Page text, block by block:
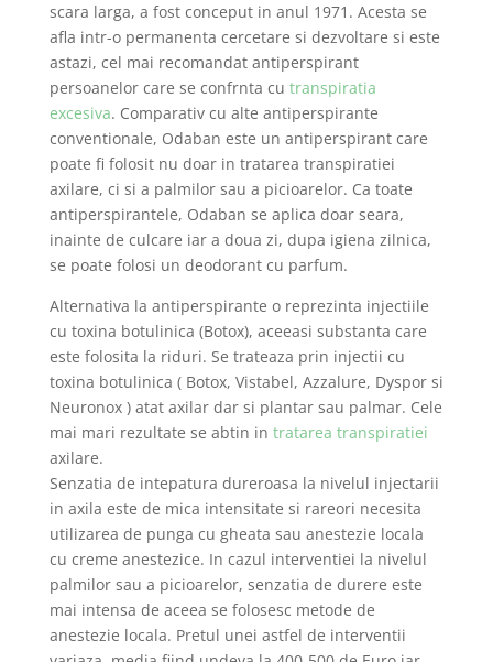
scara larga, a fost conceput in anul 1971. Acesta se
afla intr-o permanenta cercetare si dezvoltare si este
astazi, cel mai recomandat antiperspirant
persoanelor care se confrnta cu transpiratia
excesiva. Comparativ cu alte antiperspirante
conventionale, Odaban este un antiperspirant care
poate fi folosit nu doar in tratarea transpiratiei
axilare, ci si a palmilor sau a picioarelor. Ca toate
antiperspirantele, Odaban se aplica doar seara,
inainte de culcare iar a doua zi, dupa igiena zilnica,
se poate folosi un deodorant cu parfum.
Alternativa la antiperspirante o reprezinta injectiile
cu toxina botulinica (Botox), aceeasi substanta care
este folosita la riduri. Se trateaza prin injectii cu
toxina botulinica ( Botox, Vistabel, Azzalure, Dyspor si
Neuronox ) atat axilar dar si plantar sau palmar. Cele
mai mari rezultate se abtin in tratarea transpiratiei
axilare.
Senzatia de intepatura dureroasa la nivelul injectarii
in axila este de mica intensitate si rareori necesita
utilizarea de punga cu gheata sau anestezie locala
cu creme anestezice. In cazul interventiei la nivelul
palmilor sau a picioarelor, senzatia de durere este
mai intensa de aceea se folosesc metode de
anestezie locala. Pretul unei astfel de interventii